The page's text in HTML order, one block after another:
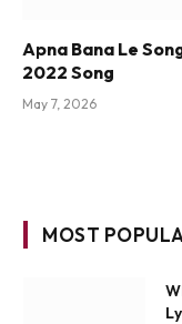
Apna Bana Le
2022 Song
May 7, 2026
MOST